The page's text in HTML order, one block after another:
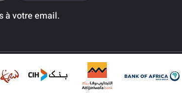
à votre email.